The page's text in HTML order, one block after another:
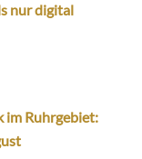
nur digital
im Ruhrgebiet: